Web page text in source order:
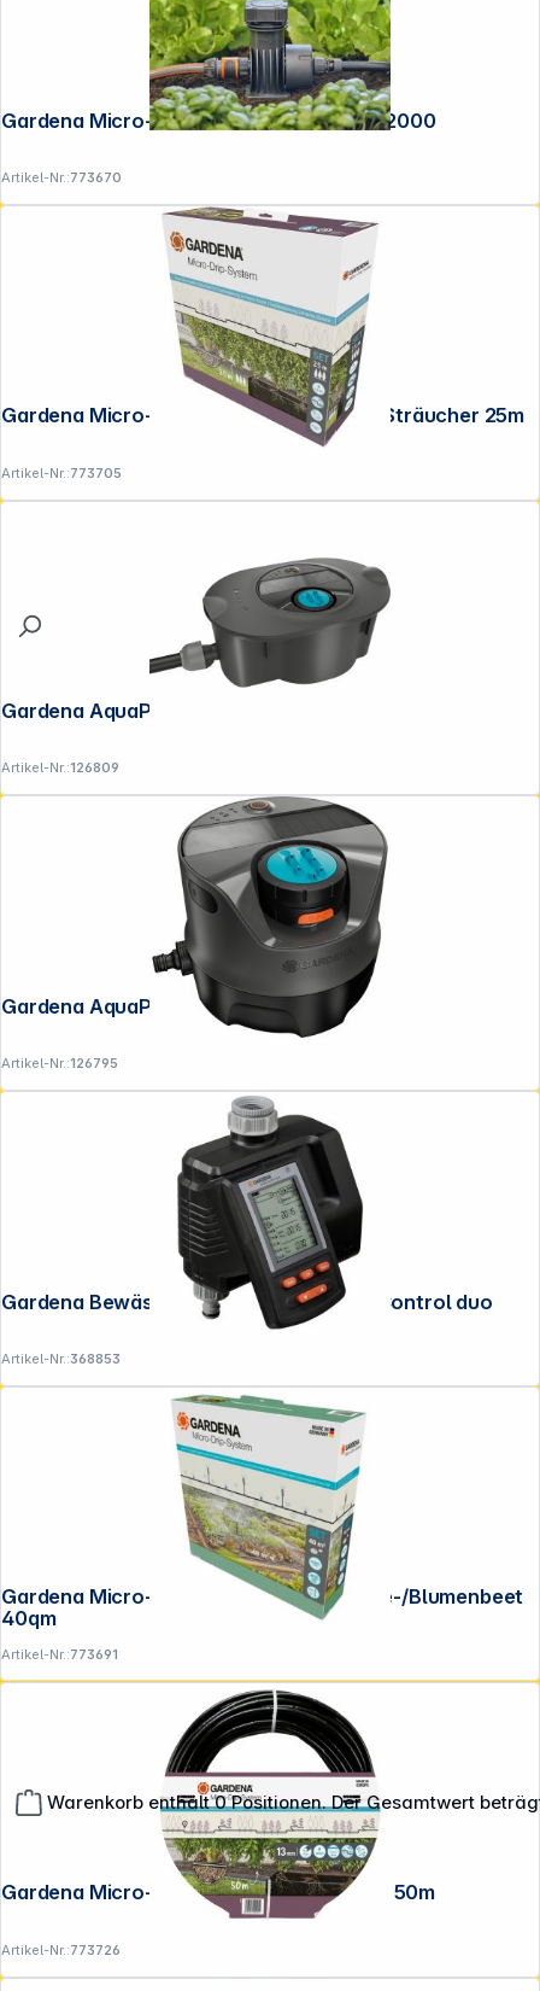
Warenkorb enthält 0 Positionen. Der Gesamtwert
Gardena Micro-Drip-System Basisgerät 2000
Artikel-Nr.:773670
Gardena Micro-Drip-System Set Hecke/Sträucher 25m
Artikel-Nr.:773705
Artikel-Nr.:126809
Gardena AquaPrecise überirdisch
Artikel-Nr.:126795
Gardena Bewässerungscomputer MultiControl duo
Artikel-Nr.:368853
Gardena Micro-Drip-System Set Gemüse-/Blumenbeet
40qm
Artikel-Nr.:773691
Gardena Micro-Drip-System Rohr 1,6 l/h, 50m
Artikel-Nr.:773726
**EVP = Empfohlener Verkaufspreis des Herstellers /
Alle Preise exkl. gesetzl. Mehrwertsteuer zzgl.
Versandkosten.